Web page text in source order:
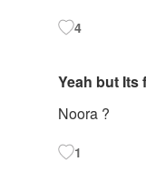
4
Yeah but Its
Noora ?
1